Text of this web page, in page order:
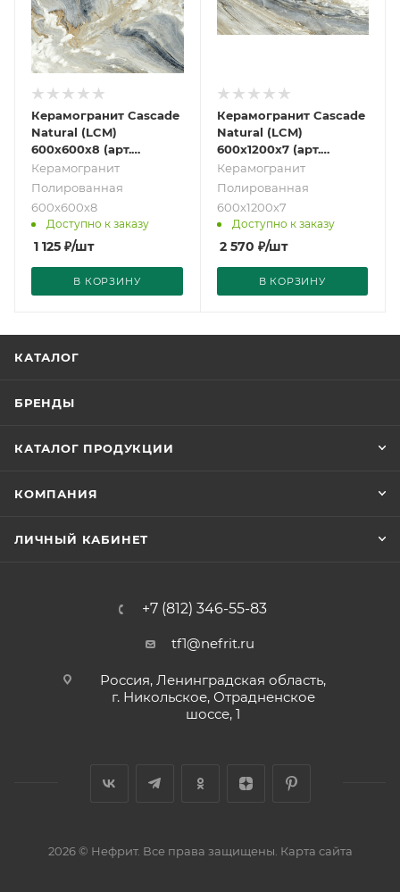
Керамогранит Cascade
Natural (LCM)
600х600х8 (арт.
6060CAS55P)
Керамогранит
Полированная
600х600х8
Доступно к заказу
1 125 ₽/шт
В КОРЗИНУ
Керамогранит Cascade
Natural (LCM)
600х1200х7 (арт.
60120CAS55P)
Керамогранит
Полированная
600х1200х7
Доступно к заказу
2 570 ₽/шт
В КОРЗИНУ
КАТАЛОГ
БРЕНДЫ
КАТАЛОГ ПРОДУКЦИИ
КОМПАНИЯ
ЛИЧНЫЙ КАБИНЕТ
+7 (812) 346-55-83
tf1@nefrit.ru
Россия, Ленинградская область,
г. Никольское, Отрадненское
шоссе, 1
2026 © Нефрит. Все права защищены. Карта сайта